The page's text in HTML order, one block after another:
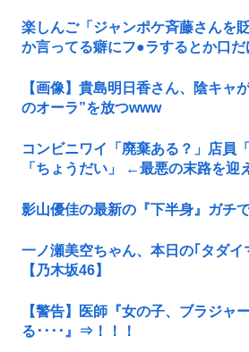
楽しんご「ジャンポケ斉藤さんを
か言ってる癖にフ●ラするとか口
【画像】貴島明日香さん、陰キャ
のオーラ”を放つwww
コンビニワイ「廃棄ある？」店員
「ちょうだい」 ←最悪の末路を迎
影山優佳の最新の『下半身』ガチ
一ノ瀬美空ちゃん、本日の｢タダイ
【乃木坂46】
【警告】医師『女の子、ブラジャ
る････』⇒！！！